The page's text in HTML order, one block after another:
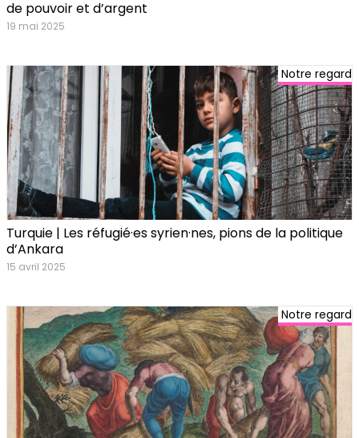
de pouvoir et d’argent
19 mai 2025
Notre regard
Turquie | Les réfugié·es syrien·nes, pions de la politique
d’Ankara
15 avril 2025
Notre regard